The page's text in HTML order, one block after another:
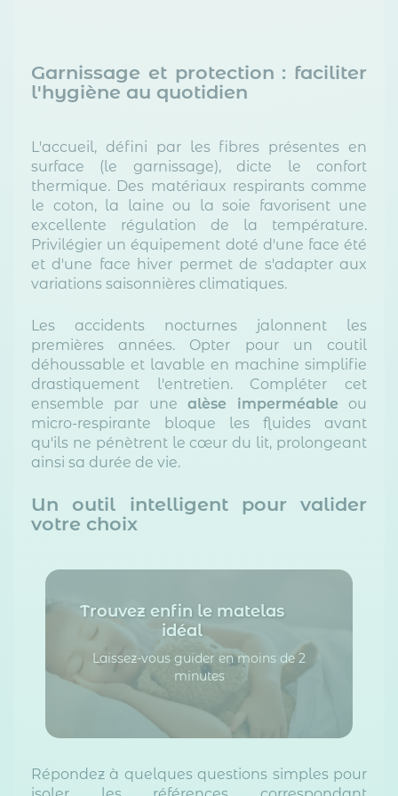
Garnissage et protection : faciliter
l'hygiène au quotidien
L'accueil, défini par les fibres présentes en
surface (le garnissage), dicte le confort
thermique. Des matériaux respirants comme
le coton, la laine ou la soie favorisent une
excellente régulation de la température.
Privilégier un équipement doté d'une face été
et d'une face hiver permet de s'adapter aux
variations saisonnières climatiques.
Les accidents nocturnes jalonnent les
premières années. Opter pour un coutil
déhoussable et lavable en machine simplifie
drastiquement l'entretien. Compléter cet
ensemble par unealèse imperméable ou
micro-respirante bloque les fluides avant
qu'ils ne pénètrent le cœur du lit, prolongeant
ainsi sa durée de vie.
Un outil intelligent pour valider
votre choix
Trouvez enfin le matelas
idéal
Laissez-vous guider en moins de 2
minutes
Répondez à quelques questions simples pour